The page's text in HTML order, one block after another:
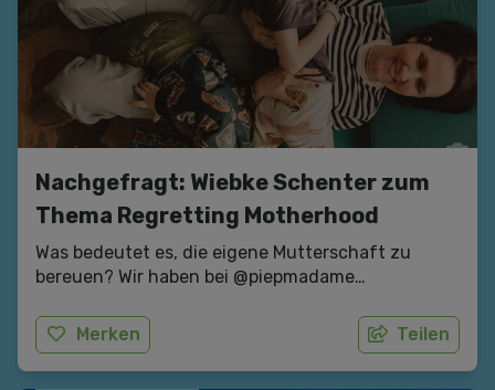
Nachgefragt: Wiebke Schenter zum
Thema Regretting Motherhood
Was bedeutet es, die eigene Mutterschaft zu
bereuen? Wir haben bei @piepmadame
Instagramaccount
steckt Wiebke Schenter, die
sich seit vielen Jahren mit
den Themen Regretting
Motherhood und ehrliche Elternschaft befasst.
Merken Teilen